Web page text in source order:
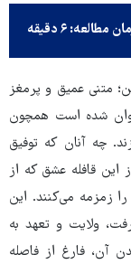
مطالعه: ۶ دقیقه
متنی عمیق و پرمغز
شده است همچون
چه آنان که توفیق
این قافله عشق که از
را زمزمه می‌کنند. این
ولایت و تعهد به
آن، فارغ از فاصله